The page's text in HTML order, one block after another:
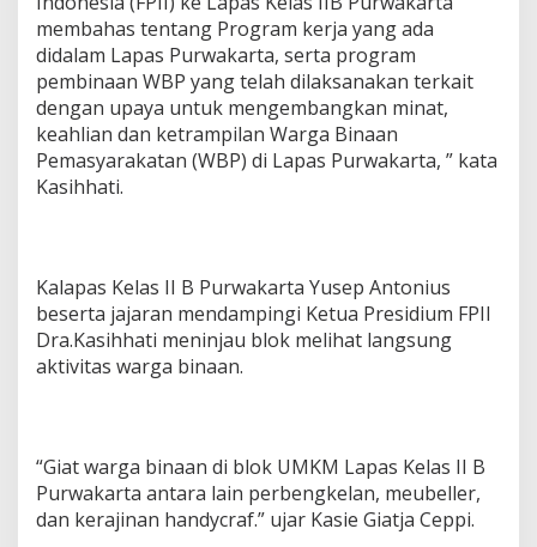
membahas tentang Program kerja yang ada
didalam Lapas Purwakarta, serta program
pembinaan WBP yang telah dilaksanakan terkait
dengan upaya untuk mengembangkan minat,
keahlian dan ketrampilan Warga Binaan
Pemasyarakatan (WBP) di Lapas Purwakarta, ” kata
Kasihhati.
Kalapas Kelas II B Purwakarta Yusep Antonius
beserta jajaran mendampingi Ketua Presidium FPII
Dra.Kasihhati meninjau blok melihat langsung
aktivitas warga binaan.
“Giat warga binaan di blok UMKM Lapas Kelas II B
Purwakarta antara lain perbengkelan, meubeller,
dan kerajinan handycraf.” ujar Kasie Giatja Ceppi.